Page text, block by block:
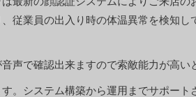
従業員の出入り時の体温異常を検知し
声で確認出来ますので索敵能力が高い
。システム構築から運用までサポート